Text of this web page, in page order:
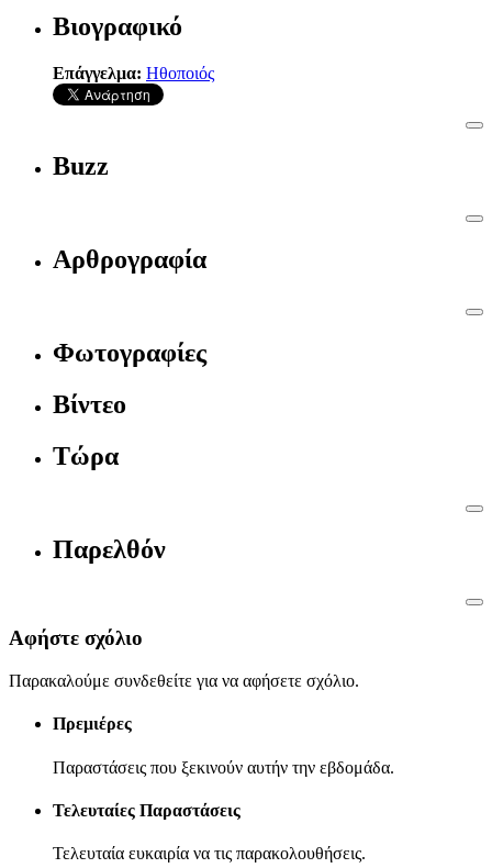
Βιογραφικό
Επάγγελμα: Ηθοποιός
Buzz
Αρθρογραφία
Φωτογραφίες
Βίντεο
Τώρα
Παρελθόν
Αφήστε σχόλιο
Παρακαλούμε συνδεθείτε για να αφήσετε σχόλιο.
Πρεμιέρες
Παραστάσεις που ξεκινούν αυτήν την εβδομάδα.
Τελευταίες Παραστάσεις
Τελευταία ευκαιρία να τις παρακολουθήσεις.